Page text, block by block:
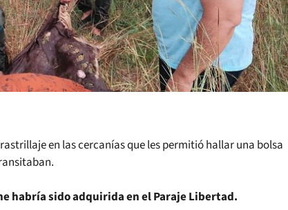
en las cercanías que les permitió hallar una bolsa
habría sido adquirida en el Paraje Libertad.